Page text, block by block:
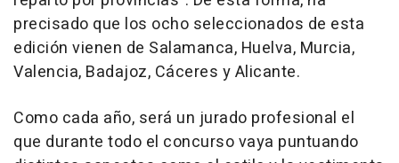
precisado que los ocho seleccionados de esta
edición vienen de Salamanca, Huelva, Murcia,
Valencia, Badajoz, Cáceres y Alicante.
Como cada año, será un jurado profesional el
que durante todo el concurso vaya puntuando